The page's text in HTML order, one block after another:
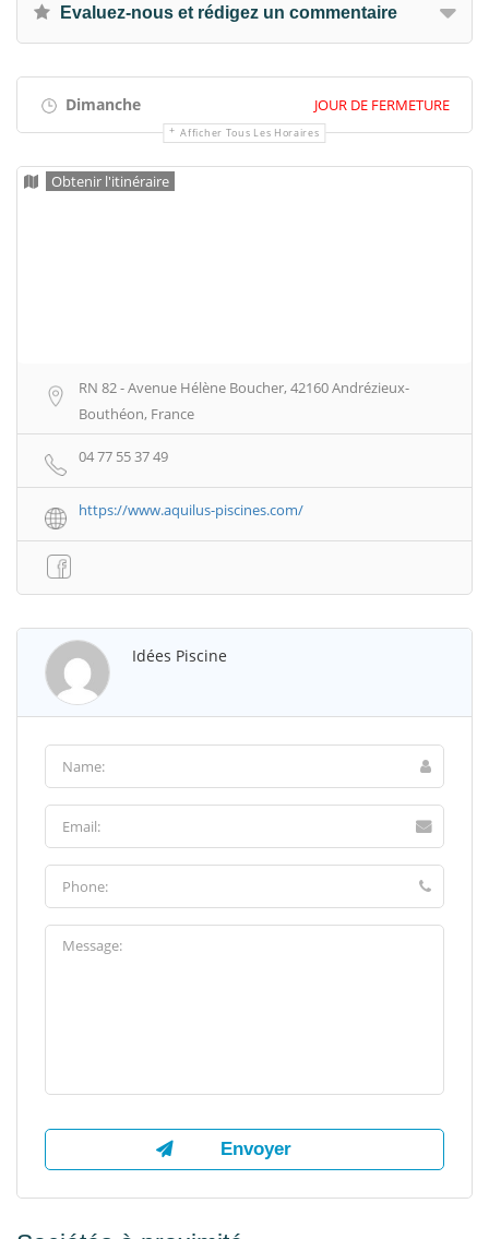
Evaluez-nous et rédigez un commentaire
Dimanche JOUR DE FERMETURE
Afficher Tous Les Horaires
Obtenir l'itinéraire
RN 82 - Avenue Hélène Boucher, 42160 Andrézieux-
Bouthéon, France
04 77 55 37 49
https://www.aquilus-piscines.com/
Idées Piscine